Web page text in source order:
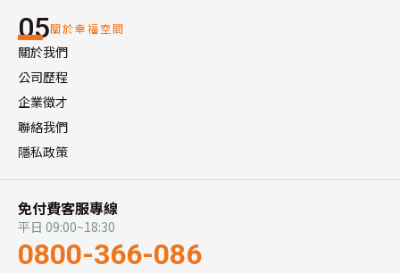
05關於幸福空間
關於我們
公司歷程
企業徵才
聯絡我們
隱私政策
免付費客服專線
平日 09:00~18:30
0800-366-086